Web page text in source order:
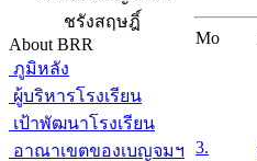
ชรังสฤษฎิ์
About BRR
ภูมิหลัง
ผู้บริหารโรงเรียน
เป้าพัฒนาโรงเรียน
อาณาเขตของเบญจมฯ
Mo
3.